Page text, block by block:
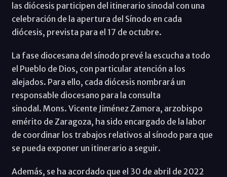
las diócesis participen del itinerario sinodal con una
celebración de la apertura del Sínodo en cada
diócesis, prevista para el 17 de octubre.
La fase diocesana del sínodo prevé la escucha a todo
el Pueblo de Dios, con particular atención a los
alejados. Para ello, cada diócesis nombrará un
responsable diocesano para la consulta
sinodal. Mons. Vicente Jiménez Zamora, arzobispo
emérito de Zaragoza, ha sido encargado de la labor
de coordinar los trabajos relativos al sínodo para que
se pueda exponer un itinerario a seguir.
Además, se ha acordado que el 30 de abril de 2022